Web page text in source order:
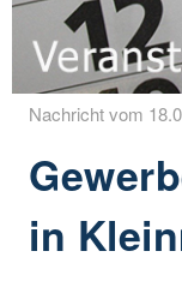
Nachricht vom
in